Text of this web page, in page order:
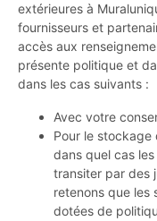
extérieures à
fournisseurs et
accès aux
présente politique et
dans les cas suivants :
Avec votre
Pour le stockage
dans quel cas
transiter par des
retenons que les
dotées de